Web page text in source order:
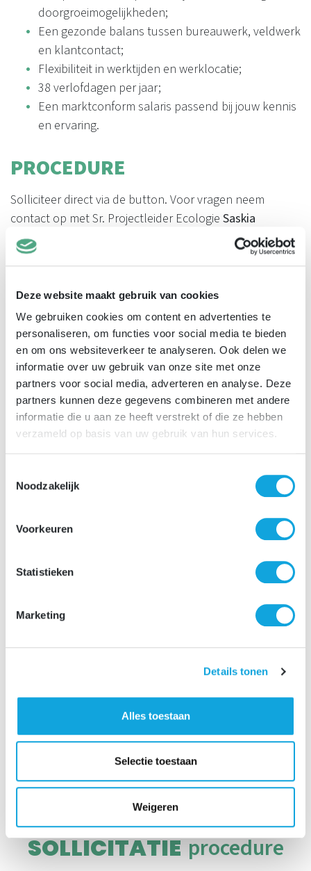
Deze website maakt gebruik van cookies
We gebruiken cookies om content en advertenties te
personaliseren, om functies voor social media te bieden
en om ons websiteverkeer te analyseren. Ook delen we
informatie over uw gebruik van onze site met onze
partners voor social media, adverteren en analyse. Deze
partners kunnen deze gegevens combineren met andere
informatie die u aan ze heeft verstrekt of die ze hebben
verzameld op basis van uw gebruik van hun services.
Noodzakelijk
Voorkeuren
Statistieken
Marketing
Details tonen
Alles toestaan
Selectie toestaan
Weigeren
doorgroeimogelijkheden;
Een gezonde balans tussen bureauwerk, veldwerk
en klantcontact;
Flexibiliteit in werktijden en werklocatie;
38 verlofdagen per jaar;
Een marktconform salaris passend bij jouw kennis
en ervaring.
PROCEDURE
Solliciteer direct via de button. Voor vragen neem
contact op met Sr. Projectleider Ecologie Saskia
Wielenga
of met onze recruiter via
gulcin.demir@idverde.nl.
Wij stellen het op prijs als bedrijven en bureaus afzien
van het insturen van ongevraagde cv’s of een overzicht
van diensten naar aanleiding van deze vacature. Elke
aangeboden cv behandelen wij als een directe en
persoonlijke sollicitatie; algemene voorwaarden die
worden meegestuurd verklaren wij nietig.
Deel deze vacature: Facebook
EmailWhatsApp
LinkedInRedditSnapchat
Terug naar overzicht
SOLLICITATIE procedure